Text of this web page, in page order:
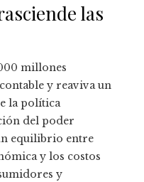
las
millones
y reaviva un
la política
del poder
equilibrio entre
y los costos
y